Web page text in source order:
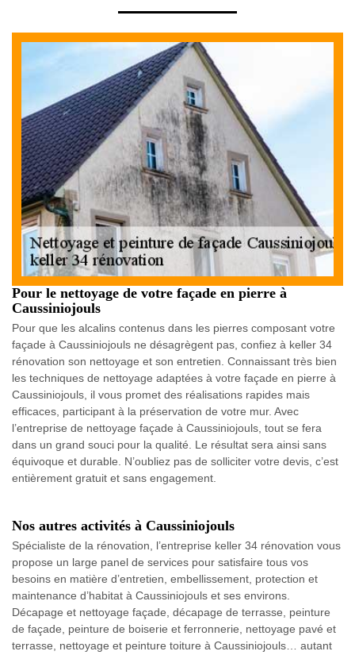
Pour le nettoyage de votre façade en pierre à
Caussiniojouls
Pour que les alcalins contenus dans les pierres composant votre
façade à Caussiniojouls ne désagrègent pas, confiez à keller 34
rénovation son nettoyage et son entretien. Connaissant très bien
les techniques de nettoyage adaptées à votre façade en pierre à
Caussiniojouls, il vous promet des réalisations rapides mais
efficaces, participant à la préservation de votre mur. Avec
l’entreprise de nettoyage façade à Caussiniojouls, tout se fera
dans un grand souci pour la qualité. Le résultat sera ainsi sans
équivoque et durable. N’oubliez pas de solliciter votre devis, c’est
entièrement gratuit et sans engagement.
Nos autres activités à Caussiniojouls
Spécialiste de la rénovation, l’entreprise keller 34 rénovation vous
propose un large panel de services pour satisfaire tous vos
besoins en matière d’entretien, embellissement, protection et
maintenance d’habitat à Caussiniojouls et ses environs.
Décapage et nettoyage façade, décapage de terrasse, peinture
de façade, peinture de boiserie et ferronnerie, nettoyage pavé et
terrasse, nettoyage et peinture toiture à Caussiniojouls… autant